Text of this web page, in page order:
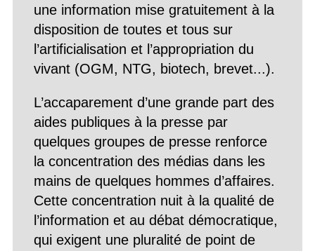
une information mise gratuitement à la
disposition de toutes et tous sur
l’artificialisation et l’appropriation du
vivant (OGM, NTG, biotech, brevet...).
L’accaparement d’une grande part des
aides publiques à la presse par
quelques groupes de presse renforce
la concentration des médias dans les
mains de quelques hommes d’affaires.
Cette concentration nuit à la qualité de
l’information et au débat démocratique,
qui exigent une pluralité de point de